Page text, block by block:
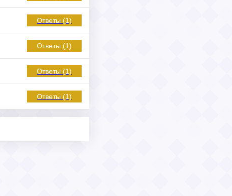
Ответы (1)
Ответы (1)
Ответы (1)
Ответы (1)